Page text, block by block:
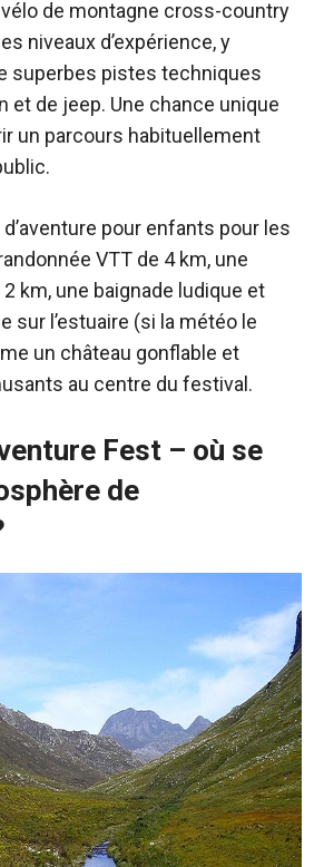
de montagne cross-country
niveaux d’expérience, y
superbes pistes techniques
et de jeep. Une chance unique
un parcours habituellement
pour enfants pour les
VTT de 4 km, une
km, une baignade ludique et
sur l’estuaire (si la météo le
un château gonflable et
au centre du festival.
Fest – où se
de